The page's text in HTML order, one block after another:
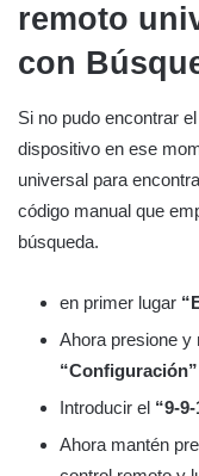
remoto
con
Si no pudo encontrar
dispositivo en ese
universal para
código manual que
búsqueda.
en primer lugar
Ahora presione y
“Configuración”
Introducir el “9-9-
Ahora mantén